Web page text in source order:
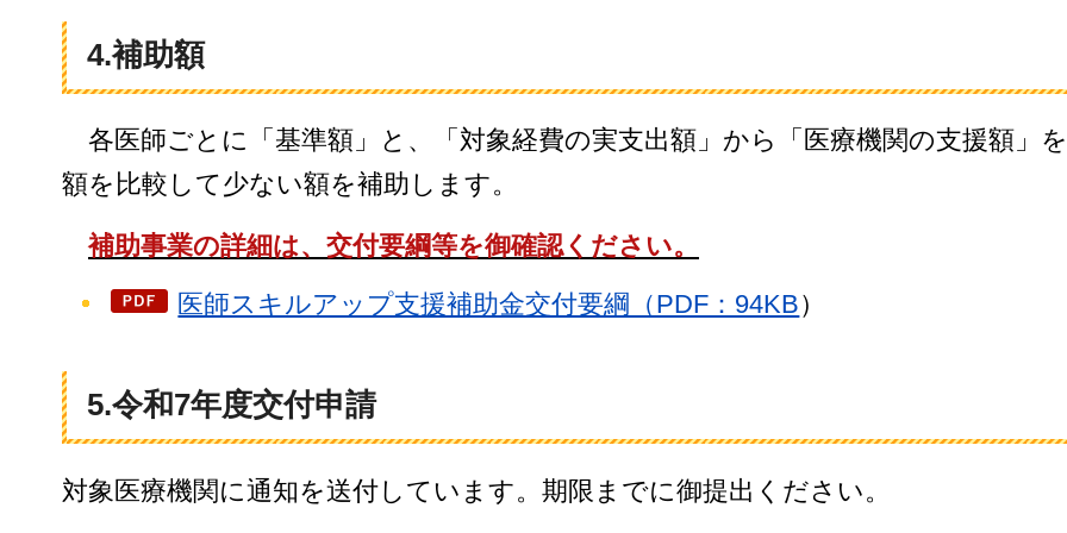
4.補助額
各医師ごとに「基準額」と、「対象経費の実支出額」から「医療機関の支援額」
額を比較して少ない額を補助します。
補助事業の詳細は、交付要綱等を御確認ください。
医師スキルアップ支援補助金交付要綱（PDF：94KB）
5.令和7年度交付申請
対象医療機関に通知を送付しています。期限までに御提出ください。